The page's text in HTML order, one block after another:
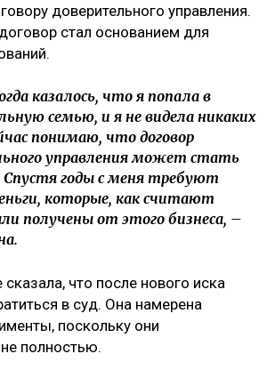
доверительного управления.
стал основанием для
казалось, что я попала в
семью, и я не видела никаких
понимаю, что договор
управления может стать
Спустя годы с меня требуют
которые, как считают
получены от этого бизнеса, –
что после нового иска
в суд. Она намерена
поскольку они
полностью.